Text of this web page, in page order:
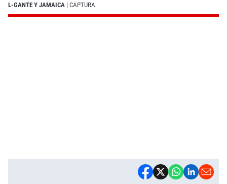
L-GANTE Y JAMAICA | CAPTURA